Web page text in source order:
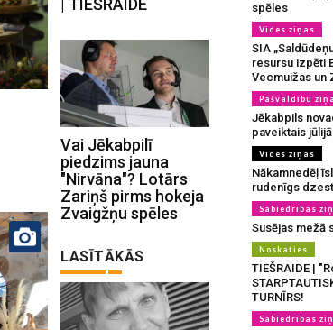
| TIEŠRAIDE
Vai Jēkabpilī
piedzims jauna
"Nirvāna"? Lotārs
Zariņš pirms hokeja
Zvaigžņu spēles
LASĪTĀKĀS
spēles
Vides ziņas
SIA
resursu izpēti
Vecmuižas un
Pašvaldību
Jēkabpils
paveiktais jūlijā
Vides ziņas
Nākamnedēļ
rudenīgs
Sabiedrības
Susējas mežā
Noskaties
TIEŠRAIDE |
TURNĪRS!
Sabiedrības